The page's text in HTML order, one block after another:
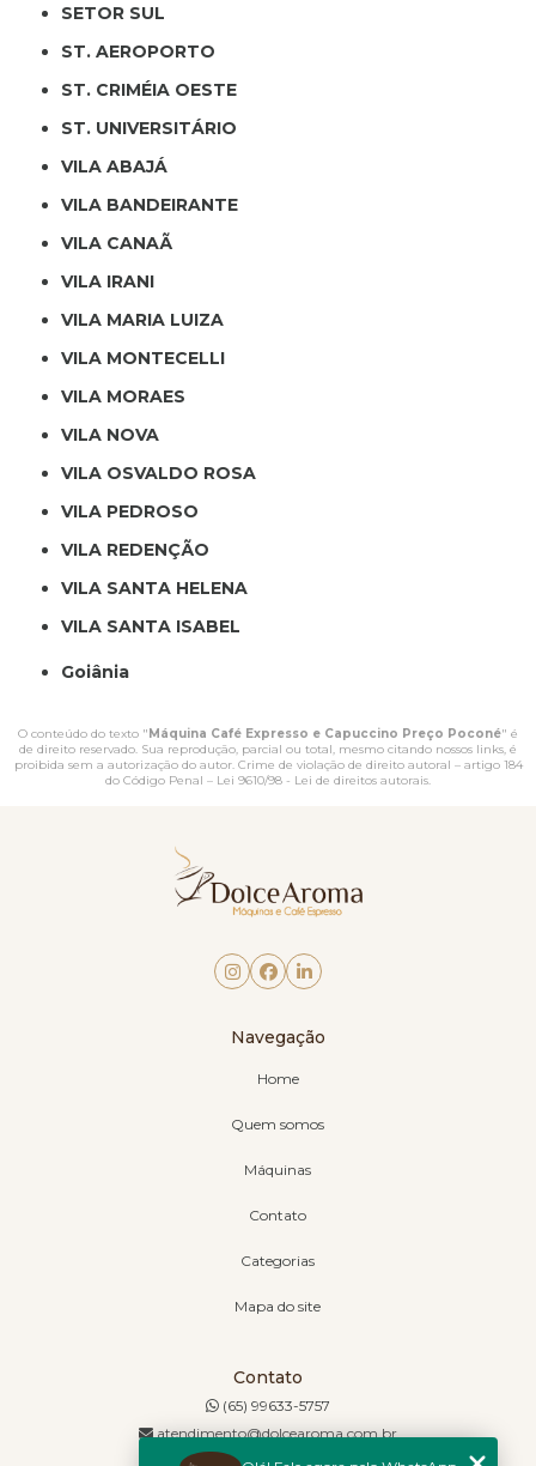
SETOR SUL
ST. AEROPORTO
ST. CRIMÉIA OESTE
ST. UNIVERSITÁRIO
VILA ABAJÁ
VILA BANDEIRANTE
VILA CANAÃ
VILA IRANI
VILA MARIA LUIZA
VILA MONTECELLI
VILA MORAES
VILA NOVA
VILA OSVALDO ROSA
VILA PEDROSO
VILA REDENÇÃO
VILA SANTA HELENA
VILA SANTA ISABEL
Goiânia
O conteúdo do texto " Máquina Café Expresso e Capuccino Preço Poconé" é
de direito reservado. Sua reprodução, parcial ou total, mesmo citando nossos links, é
proibida sem a autorização do autor. Crime de violação de direito autoral – artigo 184
do Código Penal – Lei 9610/98 - Lei de direitos autorais.
Navegação
Home
Quem somos
Máquinas
Contato
Categorias
Mapa do site
Contato
(65) 99633-5757
atendimento@dolcearoma.com.br